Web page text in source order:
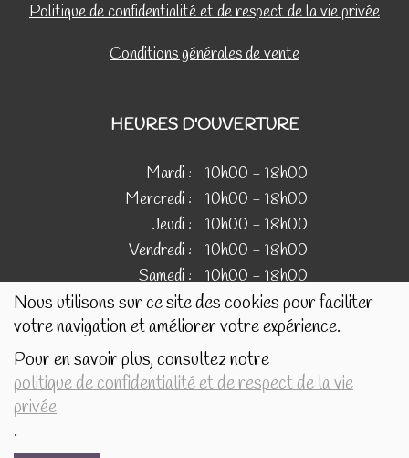
Nous utilisons sur ce site des cookies pour faciliter
votre navigation et améliorer votre expérience.
Pour en savoir plus, consultez notre
politique de confidentialité et de respect de la vie
privée
.
Politique de confidentialité et de respect de la vie privée
Conditions générales de vente
HEURES D'OUVERTURE
Mardi :
10h00 - 18h00
Mercredi :
10h00 - 18h00
Jeudi :
10h00 - 18h00
Vendredi :
10h00 - 18h00
Samedi : 10h00 - 18h00
IMAGES
Les images présentées pour illustrer les produits en vente
sur ce site ne sont pas contractuelles.